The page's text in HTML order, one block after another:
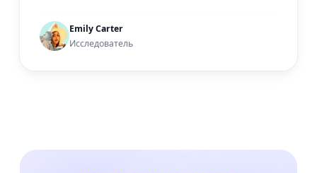
Emily Carter
Исследователь